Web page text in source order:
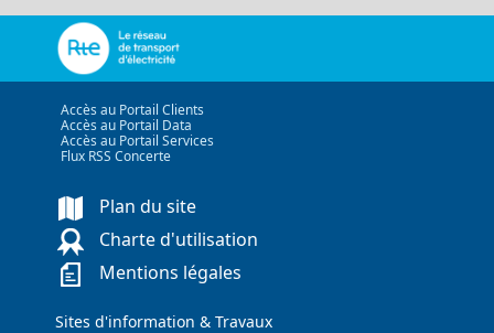
Accès au Portail Clients
Accès au Portail Data
Accès au Portail Services
Flux RSS Concerte
Plan du site
Charte d'utilisation
Mentions légales
Sites d'information & Travaux